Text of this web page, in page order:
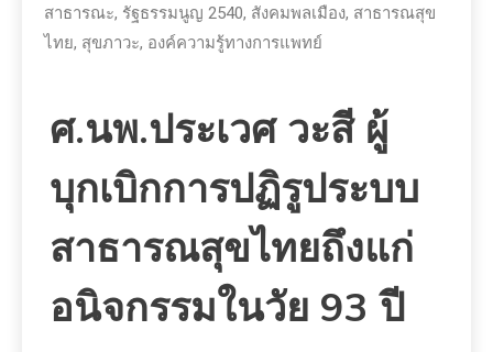
สาธารณะ, รัฐธรรมนูญ 2540, สังคมพลเมือง, สาธารณสุข
ไทย, สุขภาวะ, องค์ความรู้ทางการแพทย์
ศ.นพ.ประเวศ วะสี ผู้
บุกเบิกการปฏิรูประบบ
สาธารณสุขไทยถึงแก่
อนิจกรรมในวัย 93 ปี